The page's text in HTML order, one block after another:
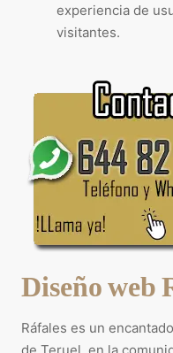
experiencia de
visitantes.
Diseño web
Ráfales es un
de Teruel, en la